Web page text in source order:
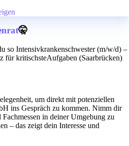
🤫
so Intensivkrankenschwester (m/w/d) –
für kritischsteAufgaben (Saarbrücken)
um direkt mit potenziellen
ins Gespräch zu kommen. Nimm dir
in deiner Umgebung zu
– das zeigt dein Interesse und